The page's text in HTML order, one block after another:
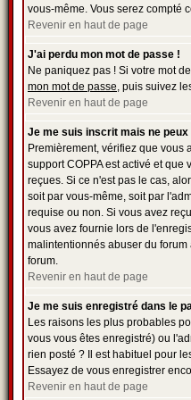
vous-même. Vous serez compté
Revenir en haut de page
J'ai perdu mon mot de passe !
Ne paniquez pas ! Si votre mot
mon mot de passe, puis suivez
Revenir en haut de page
Je me suis inscrit mais ne
Premièrement, vérifiez que vous
support COPPA est activé et que
reçues. Si ce n'est pas le cas,
soit par vous-même, soit par
requise ou non. Si vous avez
vous avez fournie lors de
malintentionnés abuser du
forum.
Revenir en haut de page
Je me suis enregistré dans le
Les raisons les plus probables
vous vous êtes enregistré) ou
rien posté ? Il est habituel pour
Essayez de vous enregistrer
Revenir en haut de page